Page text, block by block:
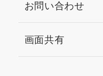
お問い合わせ
画面共有